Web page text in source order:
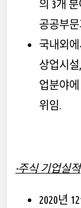
의 3개
공공부
국내외
상업시
업분야에
위임.
-주식 기업실적
2020년